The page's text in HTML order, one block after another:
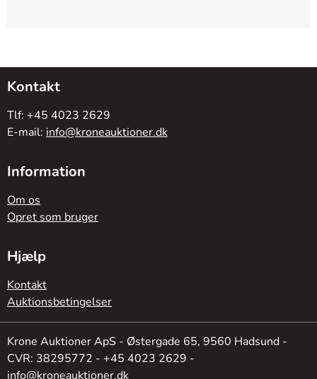
Kontakt
Tlf: +45 4023 2629
E-mail: info@kroneauktioner.dk
Information
Om os
Opret som bruger
Hjælp
Kontakt
Auktionsbetingelser
Krone Auktioner ApS - Østergade 65, 9560 Hadsund -
CVR: 38295772 - +45 4023 2629 -
info@kroneauktioner.dk